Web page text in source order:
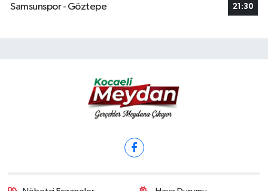
Samsunspor - Göztepe
21:30